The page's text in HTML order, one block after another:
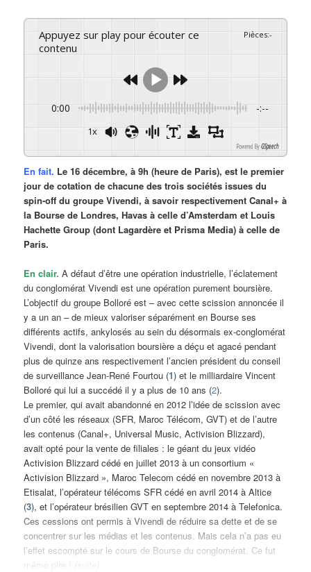
Appuyez sur play pour écouter ce
contenu
Pièces:-
0:00 -:--
1x
Powered By GSpeech
En fait. Le 16 décembre, à 9h (heure de Paris), est le premier
jour de cotation de chacune des trois sociétés issues du
spin-off du groupe Vivendi, à savoir respectivement Canal+ à
la Bourse de Londres, Havas à celle d’Amsterdam et Louis
Hachette Group (dont Lagardère et Prisma Media) à celle de
Paris.
En clair. A défaut d’être une opération industrielle, l’éclatement
du conglomérat Vivendi est une opération purement boursière.
L’objectif du groupe Bolloré est – avec cette scission annoncée il
y a un an – de mieux valoriser séparément en Bourse ses
différents actifs, ankylosés au sein du désormais ex-conglomérat
Vivendi, dont la valorisation boursière a déçu et agacé pendant
plus de quinze ans respectivement l’ancien président du conseil
de surveillance Jean-René Fourtou (1) et le milliardaire Vincent
Bolloré qui lui a succédé il y a plus de 10 ans (2).
Le premier, qui avait abandonné en 2012 l’idée de scission avec
d’un côté les réseaux (SFR, Maroc Télécom, GVT) et de l’autre
les contenus (Canal+, Universal Music, Activision Blizzard),
avait opté pour la vente de filiales : le géant du jeux vidéo
Activision Blizzard cédé en juillet 2013 à un consortium «
Activision Blizzard », Maroc Telecom cédé en novembre 2013 à
Etisalat, l’opérateur télécoms SFR cédé en avril 2014 à Altice
(3), et l’opérateur brésilien GVT en septembre 2014 à Telefonica.
Ces cessions ont permis à Vivendi de réduire sa dette et de se
concentrer sur les médias et les contenus. Mais cela n’a pas eu
l’effet escompté sur le cours de Bourse du conglomérat. Ce fut
même pire !
suite